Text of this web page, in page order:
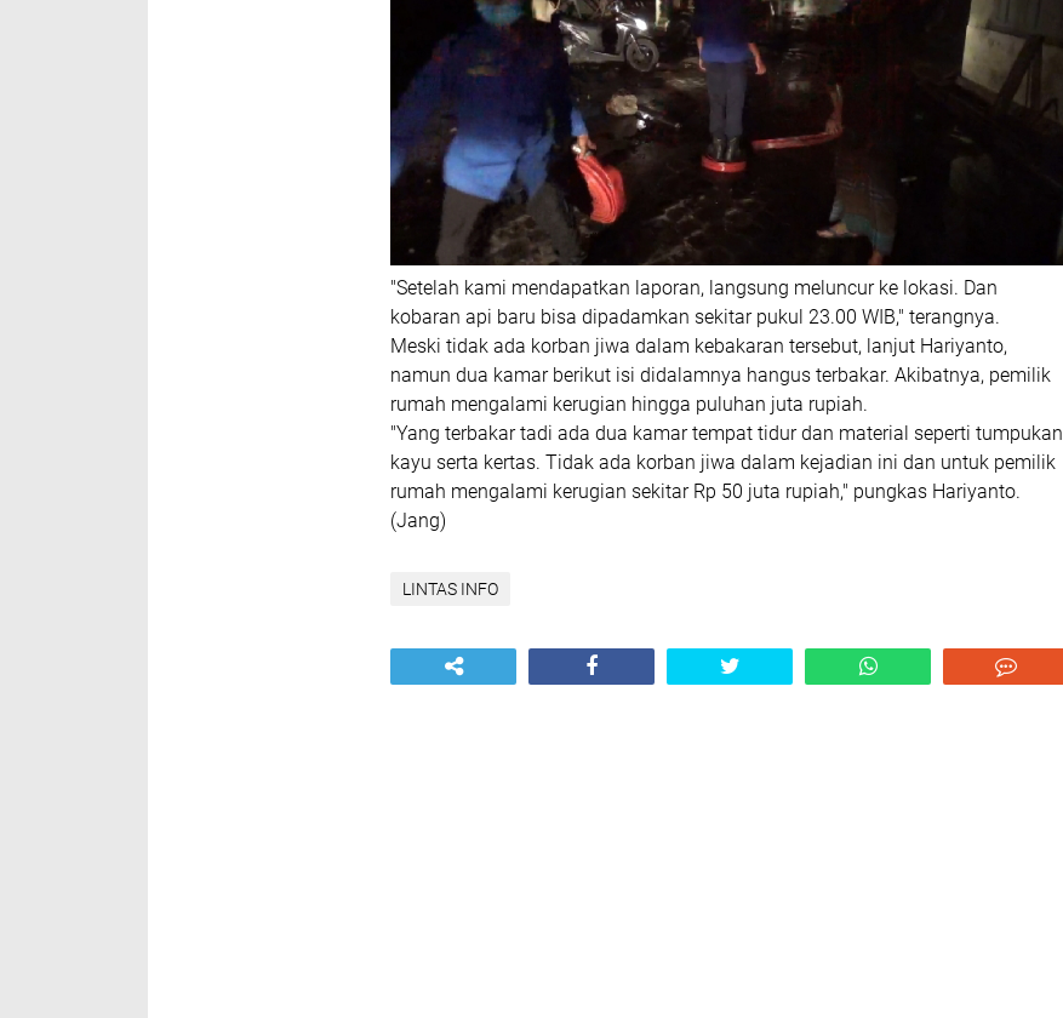
"Setelah kami mendapatkan laporan, langsung meluncur ke lokasi. Dan
kobaran api baru bisa dipadamkan sekitar pukul 23.00 WIB," terangnya.
Meski tidak ada korban jiwa dalam kebakaran tersebut, lanjut Hariyanto,
namun dua kamar berikut isi didalamnya hangus terbakar. Akibatnya, pemilik
rumah mengalami kerugian hingga puluhan juta rupiah.
"Yang terbakar tadi ada dua kamar tempat tidur dan material seperti tumpukan
kayu serta kertas. Tidak ada korban jiwa dalam kejadian ini dan untuk pemilik
rumah mengalami kerugian sekitar Rp 50 juta rupiah," pungkas Hariyanto.
(Jang)
LINTAS INFO